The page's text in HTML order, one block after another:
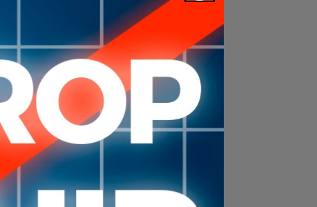
Core Bag 15kg Bolso
- Sand Bag de
Hierro Con Peso KALLANGO
3.220
Negro